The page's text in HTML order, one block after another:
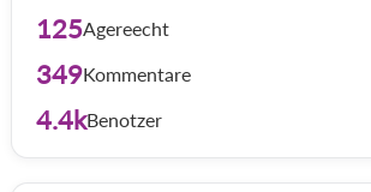
125Agereecht
349Kommentare
4.4kBenotzer